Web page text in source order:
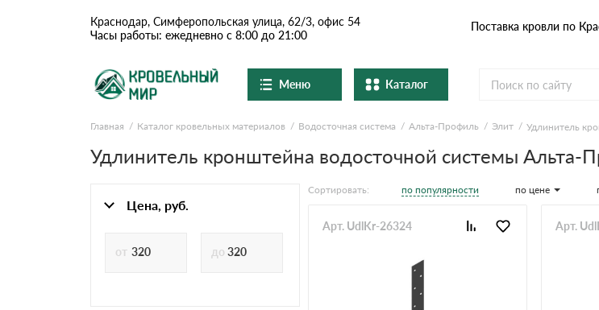
Поставка кровли по
Краснодар, Симферопольская улица, 62/3, офис 54
Часы работы: ежедневно с 8:00 до 21:00
Меню
О компании
Вопросы-ответы
Каталог
Ондулин и шифер Металлочерепица
Натуральная керамическая
Сланцевая кровля Профнастил и штакетник
Главная Каталог кровельных материалов Водосточная система Альта-Профиль Элит Удлинитель
Удлинитель кронштейна водосточной системы Альта-
Цена, руб.
Сортировать: по популярности по цене
Арт. UdlKr-26324 Арт.